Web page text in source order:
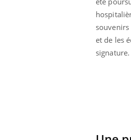
souvenirs
et de les
signature.